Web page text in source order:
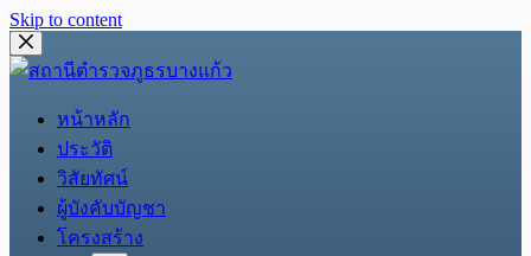
Skip to content
หน้าหลัก
ประวัติ
วิสัยทัศน์
ผู้บังคับบัญชา
โครงสร้าง